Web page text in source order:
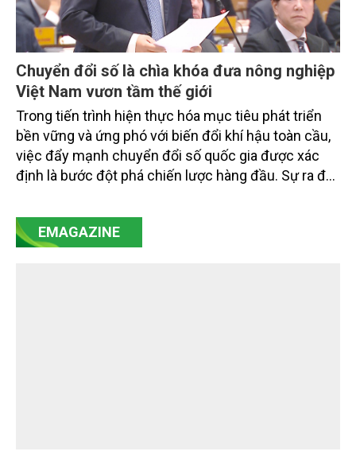
Chuyển đổi số là chìa khóa đưa nông nghiệp
Việt Nam vươn tầm thế giới
Trong tiến trình hiện thực hóa mục tiêu phát triển
bền vững và ứng phó với biến đổi khí hậu toàn cầu,
việc đẩy mạnh chuyển đổi số quốc gia được xác
định là bước đột phá chiến lược hàng đầu. Sự ra đời
mạnh mẽ, thúc đẩy quá trình cải cách toàn diện,
minh bạch hóa chuỗi cung ứng và nâng cao hiệu
EMAGAZINE